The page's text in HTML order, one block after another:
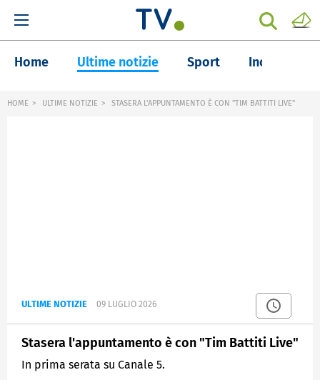
Home Ultime notizie Sport Inchieste
HOME ULTIME NOTIZIE STASERA L'APPUNTAMENTO È CON "TIM BATTITI LIVE"
ULTIME NOTIZIE 09 LUGLIO 2026
Stasera l'appuntamento è con "Tim Battiti Live"
In prima serata su Canale 5.